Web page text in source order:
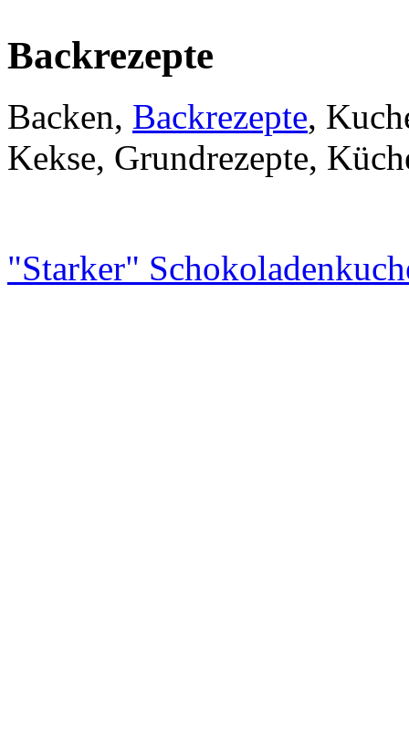
Backrezepte
Backen, Backrezepte,
Kekse, Grundrezepte,
"Starker"